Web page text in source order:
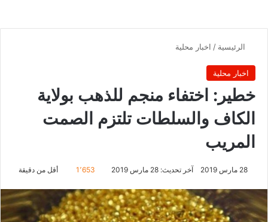
الرئيسية / اخبار محلية
اخبار محلية
خطير: اختفاء منجم للذهب بولاية
الكاف والسلطات تلتزم الصمت
المريب
28 مارس 2019 آخر تحديث: 28 مارس 2019 1٬653 أقل من دقيقة